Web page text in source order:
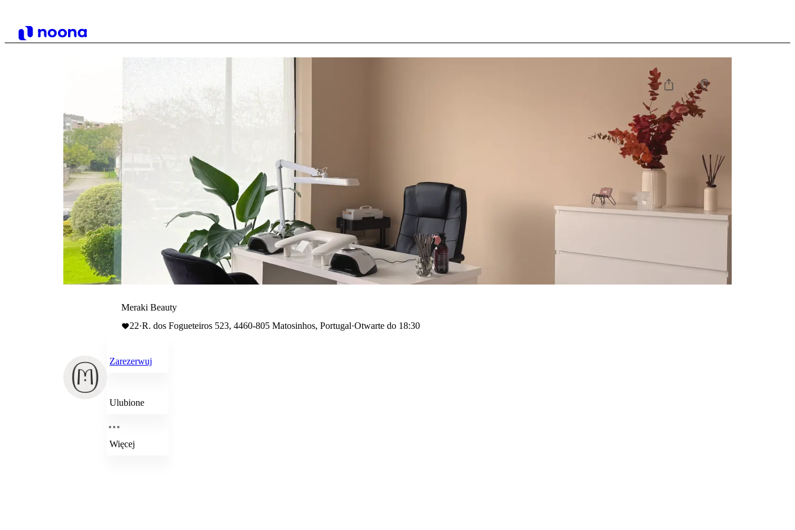
Meraki Beauty
22·R. dos Fogueteiros 523, 4460-805 Matosinhos, Portugal·Otwarte do 18:30
Zarezerwuj
Ulubione
Więcej